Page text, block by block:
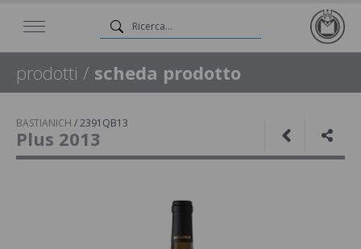
prodotti / scheda prodotto
BASTIANICH /2391QB13
Plus 2013